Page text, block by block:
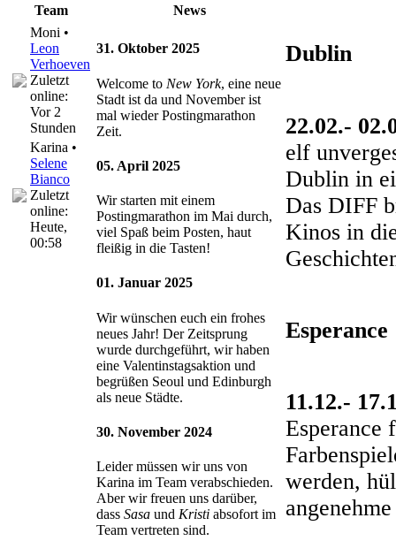
Team
News
Moni •
Leon
Verhoeven
Zuletzt
online:
Vor 2
Stunden
Karina •
Selene
Bianco
Zuletzt
online:
Heute,
00:58
31. Oktober 2025
Welcome to New York, eine neue
Stadt ist da und November ist
mal wieder Postingmarathon
Zeit.
05. April 2025
Wir starten mit einem
Postingmarathon im Mai durch,
viel Spaß beim Posten, haut
fleißig in die Tasten!
01. Januar 2025
Wir wünschen euch ein frohes
neues Jahr! Der Zeitsprung
wurde durchgeführt, wir haben
eine Valentinstagsaktion und
begrüßen Seoul und Edinburgh
als neue Städte.
30. November 2024
Leider müssen wir uns von
Karina im Team verabschieden.
Aber wir freuen uns darüber,
dass Sasa und Kristi absofort im
Team vertreten sind.
Dublin
22.02.-
elf
Dublin in
Das DIFF
Kinos in
Esperance
11.12.-
Esperance
werden,